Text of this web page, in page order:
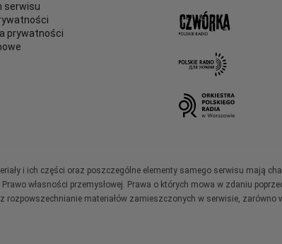
serwisu
prywatności
i ich części oraz poszczególne elementy samego serwisu mają
własności przemysłowej. Prawa o których mowa w zdaniu
rozpowszechnianie materiałów zamieszczonych w serwisie,